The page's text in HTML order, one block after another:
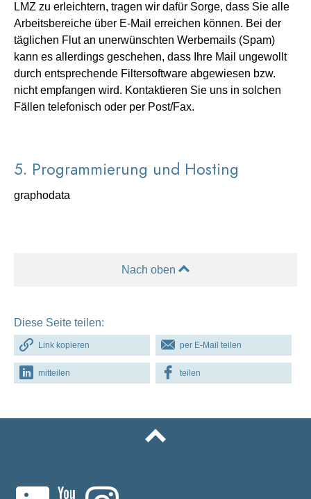
LMZ zu erleichtern, tragen wir dafür Sorge, dass Sie alle
Arbeitsbereiche über E-Mail erreichen können. Bei der
täglichen Flut an unerwünschten Werbemails (Spam)
kann es allerdings geschehen, dass Ihre Mail ungewollt
durch entsprechende Filtersoftware abgewiesen bzw.
nicht empfangen wird. Kontaktieren Sie uns in solchen
Fällen telefonisch oder per Post/Fax.
5. Programmierung und Hosting
graphodata
Nach oben
Diese Seite teilen:
Link kopieren per E-Mail teilen
mitteilen teilen